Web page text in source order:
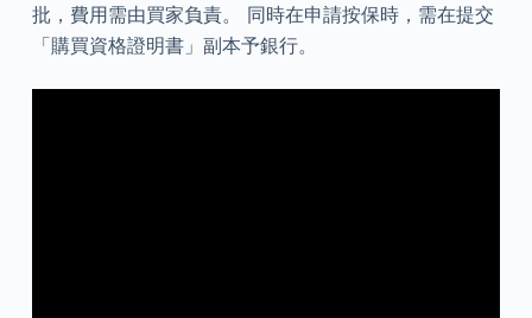
批，費用需由買家負責。 同時在申請按保時，需在提交
「購買資格證明書」副本予銀行。